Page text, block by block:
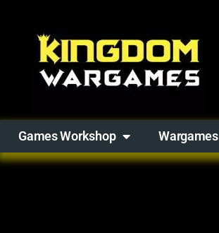
Games Workshop Wargames